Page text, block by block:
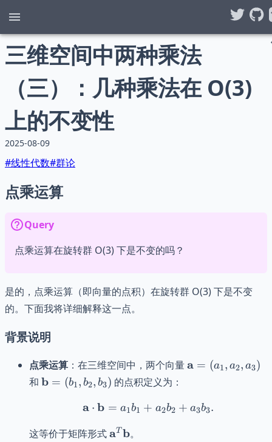
三维空间中两种乘法
（三）：几种乘法在 O(3)
上的不变性
2025-08-09
#线性代数#群论
点乘运算
Query
点乘运算在旋转群 O(3) 下是不变的吗？
是的，点乘运算（即向量的点积）在旋转群 O(3) 下是不变
的。下面我将详细解释这一点。
背景说明
点乘运算 ：在三维空间中，两个向量 \mathbf{a}
a = (a1, a2, a3)
和 \mathbf{b}
b_2, b_3)
b = (b1, b2, b3) 的点积定义为：
\mathbf{a} \cdot
a ⋅ b = a1b1 + a2b2 + a3b3.
这等价于矩阵形式 \mathbf{a}^T
aT b。